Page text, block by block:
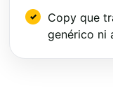
Copy que
genérico ni